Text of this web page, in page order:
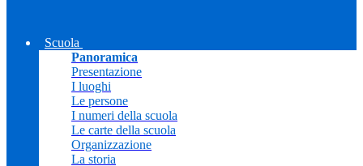
Scuola
Panoramica
Presentazione
I luoghi
Le persone
I numeri della scuola
Le carte della scuola
Organizzazione
La storia